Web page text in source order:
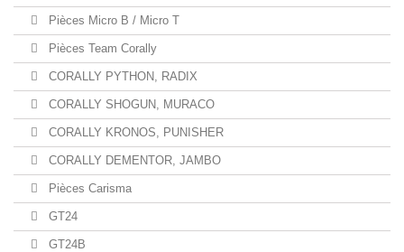
Pièces Micro B / Micro T
Pièces Team Corally
CORALLY PYTHON, RADIX
CORALLY SHOGUN, MURACO
CORALLY KRONOS, PUNISHER
CORALLY DEMENTOR, JAMBO
Pièces Carisma
GT24
GT24B